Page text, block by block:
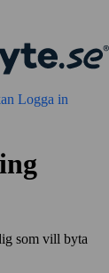
Logga in
som vill byta